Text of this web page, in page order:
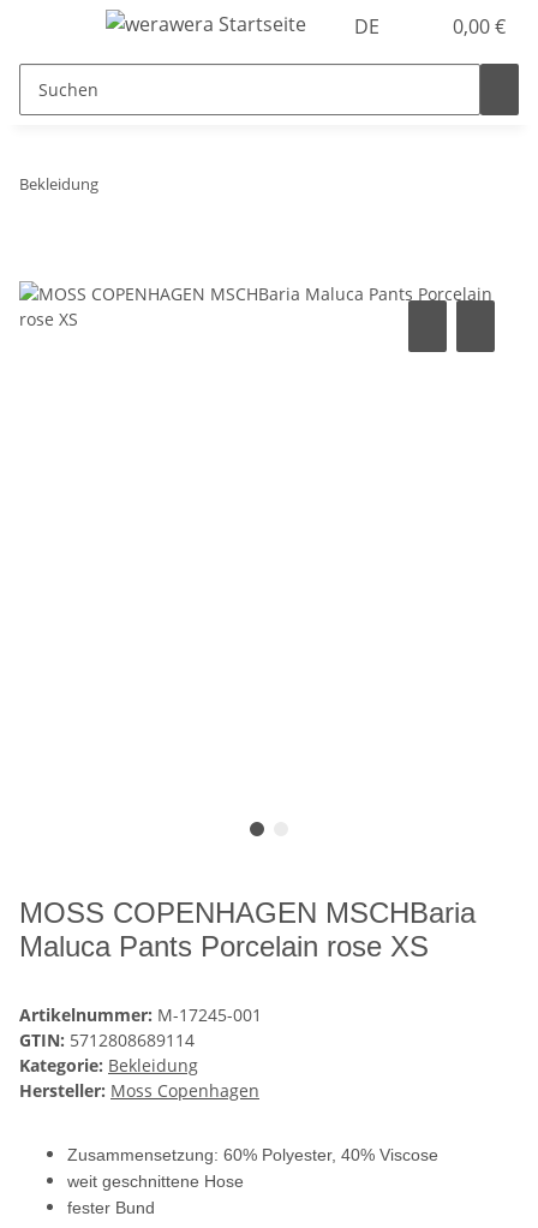
DE 0,00 €
Bekleidung
MOSS COPENHAGEN MSCHBaria
Maluca Pants Porcelain rose XS
Artikelnummer: M-17245-001
GTIN: 5712808689114
Kategorie: Bekleidung
Hersteller: Moss Copenhagen
Zusammensetzung: 60% Polyester, 40% Viscose
weit geschnittene Hose
fester Bund